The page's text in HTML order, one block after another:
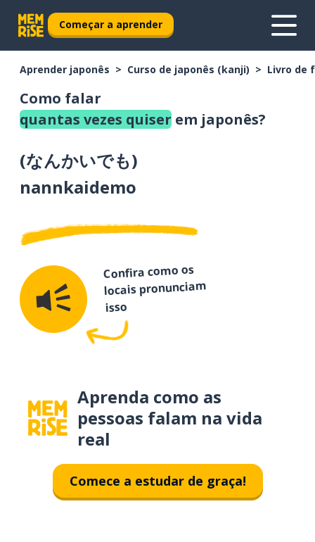
Começar a aprender
Aprender japonês Curso de japonês (kanji) Livro de
Como falar
quantas vezes quiser em japonês?
(なんかいでも)
nannkaidemo
Confira como os
locais pronunciam
isso
Aprenda como as
pessoas falam na vida
real
Comece a estudar de graça!